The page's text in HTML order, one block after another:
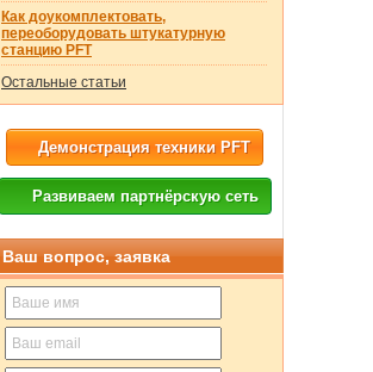
Как доукомплектовать,
переоборудовать штукатурную
станцию PFT
Остальные статьи
Демонстрация техники PFT
Развиваем партнёрскую сеть
Ваш вопрос, заявка